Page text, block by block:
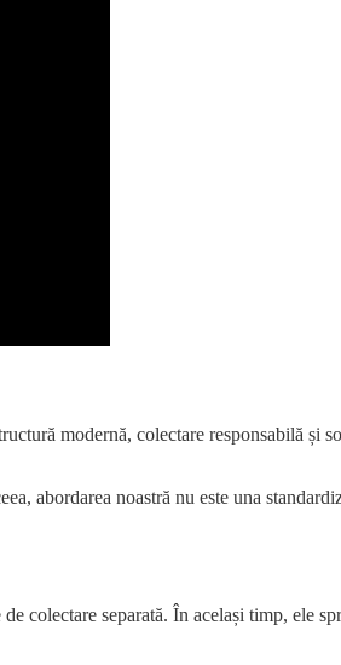
modernă, colectare responsabilă și
abordarea noastră nu este una
colectare separată. În același timp, ele